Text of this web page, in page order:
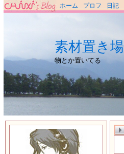
ホーム プロフ 日記
素材置き場
物とか置いてる